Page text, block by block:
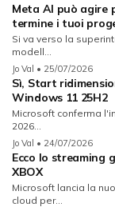
Meta AI può agire
termine i tuoi
Si va verso la
modell...
Jo Val • 25/07/2026
Sì, Start
Windows 11 25H2
Microsoft conferma
2026...
Jo Val • 24/07/2026
Ecco lo streaming
XBOX
Microsoft lancia la
cloud per...